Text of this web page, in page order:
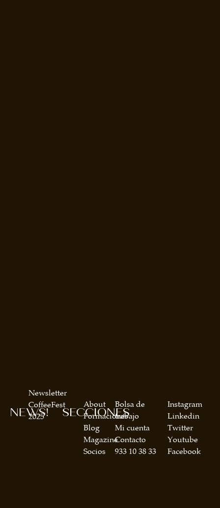
SECCIONES
About
Formaciones
Blog
Magazine
Socios
Bolsa de
trabajo
Mi cuenta
Contacto
933 10 38 33
NEWS!
Newsletter
CoffeeFest
2025
Instagram
Linkedin
Twitter
Youtube
Facebook